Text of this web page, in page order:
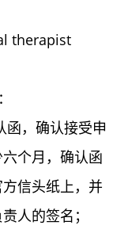
therapist
函，确认接受申
个月，确认函
信头纸上，并
人的签名；